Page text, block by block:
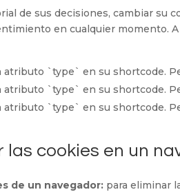
de sus decisiones, cambiar su
en cualquier momento.
atributo `type` en su shortcode.
atributo `type` en su shortcode.
atributo `type` en su shortcode.
las cookies en un
de un navegador: para eliminar